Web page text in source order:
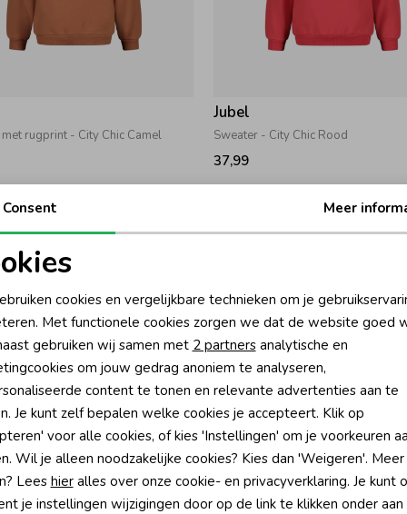
rugprint - City Chic Camel
Jubel
Sweater - City Chic Rood
37,99
-50% korting
- Rolling into Spring 150 Roze
Jubel
Sweater - Rolling into Spring 010
17,49 34,99
cookies
cookies Marketing cookies
Consent Meer
cookies en vergelijkbare technieken om je
Met functionele cookies zorgen we dat de website goed
gebruiken wij samen met 2 partnersanalytische en
om jouw gedrag anoniem te analyseren,
content te tonen en relevante advertenties aan te
Je kunt zelf bepalen welke cookies je accepteert. Klik op
voor alle cookies, of kies 'Instellingen' om je voorkeuren
Wil je alleen noodzakelijke cookies? Kies dan 'Weigeren'. Meer
Lees hieralles over onze cookie- en privacyverklaring. Je kunt
je instellingen wijzigingen door op de link te klikken onder aan